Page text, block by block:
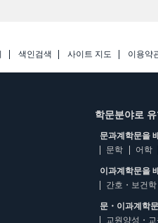
색인검색 사이트 지도 이용약
학문분야로 유
문과계학문을
문학
어학
이과계학문을
간호・보건학
문・이과계학
교원양성・